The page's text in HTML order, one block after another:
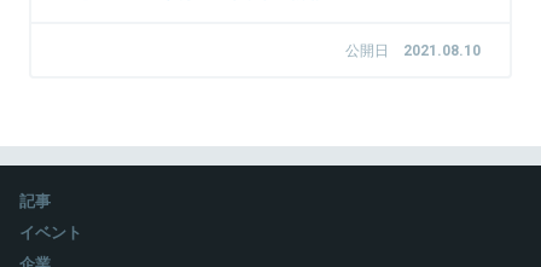
オフィス、子会社のCROOZ SHOPLISTのバックオフィスから事
1995年生まれ。2018年新卒で人材メガベンチャー企業に入社。
者を経験。翌年、2020年10月にCROOZ SHOPLIST株式会社に
している。
関連情報をみる
公開日 2021.08.10
記事
イベント
企業